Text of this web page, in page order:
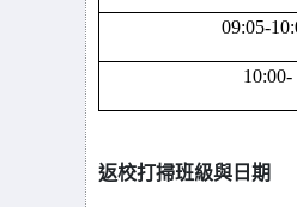
09:05-
10:00-
返校打掃班級與日期